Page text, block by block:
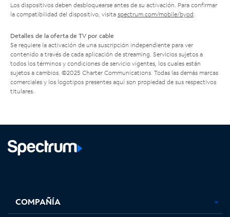
Los dispositivos deben desbloquearse antes de su activación. Para confirmar
la compatibilidad del dispositivo, visita spectrum.com/mobile/byod
Detalles de la oferta de TV por cable
Se requiere la activación de una suscripción independiente para ver
contenido a través de cada aplicación de streaming. Servicios sujetos a
todos los términos y condiciones de servicio vigentes, los cuales están
sujetos a cambios. ©2025 Charter Communications. Todas las demás marcas
comerciales y los logotipos presentes aquí son propiedad de sus respectivos
titulares.
abre
en
abre
en
abre
en
en
COMPAÑÍA